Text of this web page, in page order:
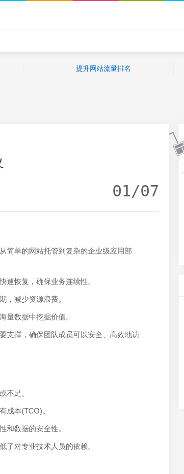
提升网站流量排名
01/07
简单的网站托管到复杂的企业级应用部
速恢复，确保业务连续性。
，减少资源浪费。
量数据中挖掘价值。
支撑，确保团队成员可以安全、高效地访
不足。
成本(TCO)。
和数据的安全性。
了对专业技术人员的依赖。